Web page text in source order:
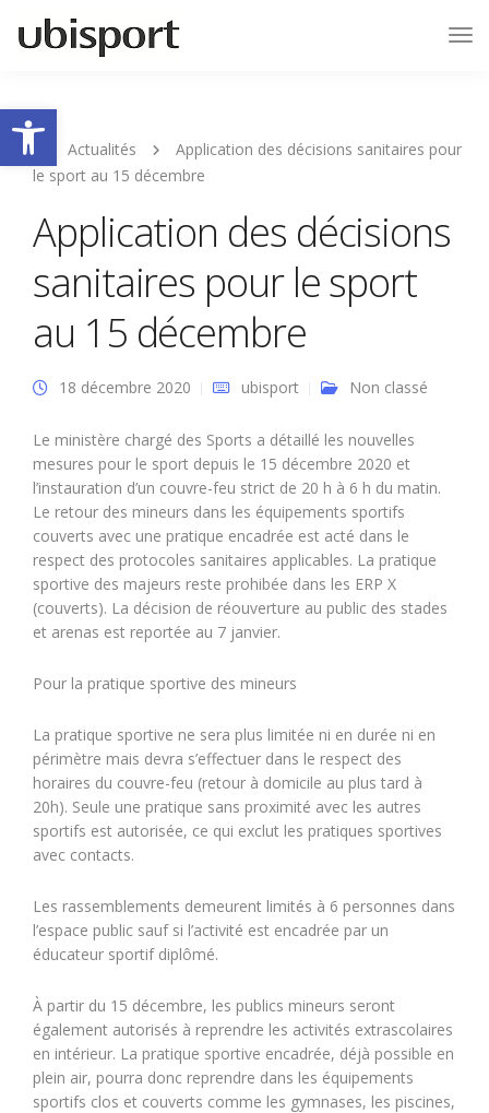
Ouvrir la barre d’outils
Actualités
Application des décisions sanitaires pour
le sport au 15 décembre
Application des décisions
sanitaires pour le sport
au 15 décembre
18 décembre 2020 ubisport Non classé
Le ministère chargé des Sports a détaillé les nouvelles
mesures pour le sport depuis le 15 décembre 2020 et
l’instauration d’un couvre-feu strict de 20 h à 6 h du matin.
Le retour des mineurs dans les équipements sportifs
couverts avec une pratique encadrée est acté dans le
respect des protocoles sanitaires applicables. La pratique
sportive des majeurs reste prohibée dans les ERP X
(couverts). La décision de réouverture au public des stades
et arenas est reportée au 7 janvier.
Pour la pratique sportive des mineurs
La pratique sportive ne sera plus limitée ni en durée ni en
périmètre mais devra s’effectuer dans le respect des
horaires du couvre-feu (retour à domicile au plus tard à
20h). Seule une pratique sans proximité avec les autres
sportifs est autorisée, ce qui exclut les pratiques sportives
avec contacts.
Les rassemblements demeurent limités à 6 personnes dans
l’espace public sauf si l’activité est encadrée par un
éducateur sportif diplômé.
À partir du 15 décembre, les publics mineurs seront
également autorisés à reprendre les activités extrascolaires
en intérieur. La pratique sportive encadrée, déjà possible en
plein air, pourra donc reprendre dans les équipements
sportifs clos et couverts comme les gymnases, les piscines,